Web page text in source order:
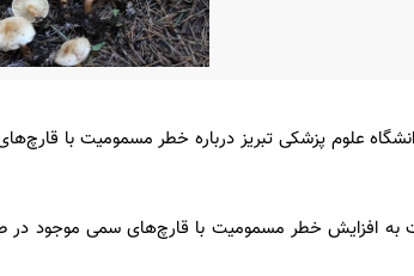
علوم پزشکی تبریز درباره خطر مسمومیت با
به افزایش خطر مسمومیت با قارچ‌های سمی موجود در